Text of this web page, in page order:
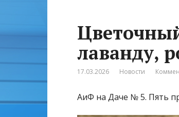
лаванду,
17.03.2026 Новости
АиФ на Даче № 5. Пять